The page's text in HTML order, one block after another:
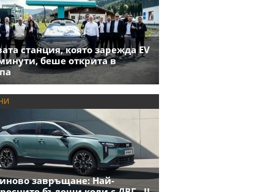
станция, която зарежда EV
беше открита в
завръщане: Най-